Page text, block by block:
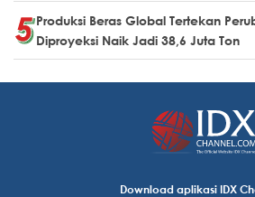
Produksi Beras Global Tertekan
Diproyeksi Naik Jadi 38,6 Juta Ton
Download aplikasi IDX